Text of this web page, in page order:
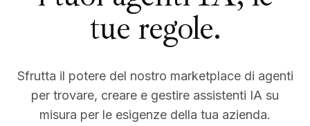
Risorse umane
Servizi finanziari
Assicurazioni
Marketplace
Retail ed e-commerce
tue regole.
Sfrutta il potere del nostro marketplace di agenti
per trovare, creare e gestire assistenti IA su
misura per le esigenze della tua azienda.